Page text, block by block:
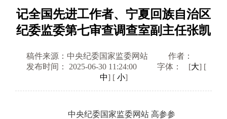
记全国先进工作者、宁夏回族自治区
纪委监委第七审查调查室副主任张凯
稿件来源：中央纪委国家监委网站
作者：
发布时间： 2025-06-30 11:24:00
字体： [大] [
中] [ 小]
中央纪委国家监委网站 高参参